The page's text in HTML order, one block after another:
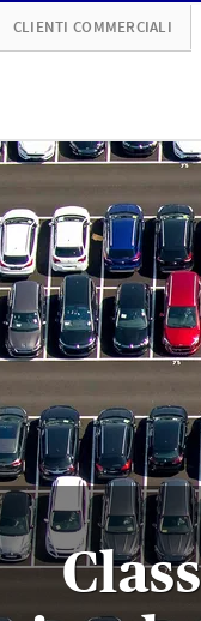
CLIENTI COMMERCIALI